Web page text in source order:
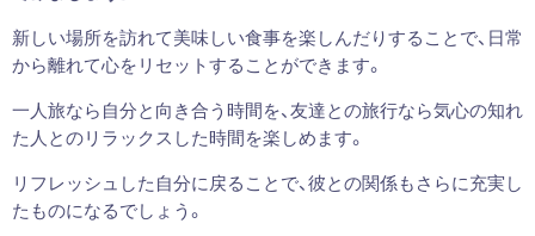
新しい場所を訪れて美味しい食事を楽しんだりすることで、日常
から離れて心をリセットすることができます。
一人旅なら自分と向き合う時間を、友達との旅行なら気心の知れ
た人とのリラックスした時間を楽しめます。
リフレッシュした自分に戻ることで、彼との関係もさらに充実し
たものになるでしょう。